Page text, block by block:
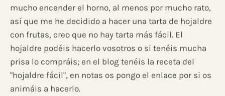
mucho encender el horno, al menos por mucho rato,
así que me he decidido a hacer una tarta de hojaldre
con frutas, creo que no hay tarta más fácil. El
hojaldre podéis hacerlo vosotros o si tenéis mucha
prisa lo compráis; en el blog tenéis la receta del
"hojaldre fácil", en notas os pongo el enlace por si os
animáis a hacerlo.